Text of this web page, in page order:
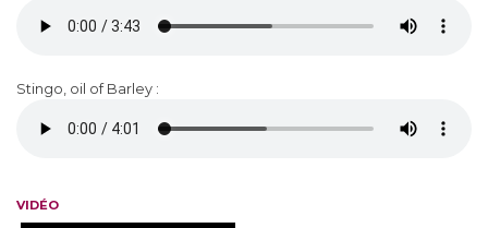
Stingo, oil of Barley :
VIDÉO